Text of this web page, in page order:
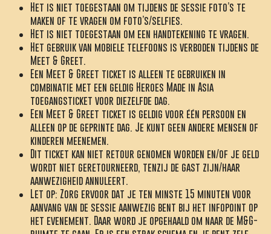
Het is niet toegestaan om tijdens de sessie foto’s te
maken of te vragen om foto’s/selfies.
Het is niet toegestaan om een handtekening te vragen.
Het gebruik van mobiele telefoons is verboden tijdens de
Meet & Greet.
Een Meet & Greet ticket is alleen te gebruiken in
combinatie met een geldig Heroes Made in Asia
toegangsticket voor diezelfde dag.
Een Meet & Greet ticket is geldig voor één persoon en
alleen op de geprinte dag. Je kunt geen andere mensen of
kinderen meenemen.
Dit ticket kan niet retour genomen worden en/of je geld
wordt niet geretourneerd, tenzij de gast zijn/haar
aanwezigheid annuleert.
Let op: Zorg ervoor dat je ten minste 15 minuten voor
aanvang van de sessie aanwezig bent bij het infopoint op
het evenement. Daar word je opgehaald om naar de M&G-